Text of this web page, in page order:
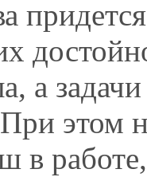
а
этом
в